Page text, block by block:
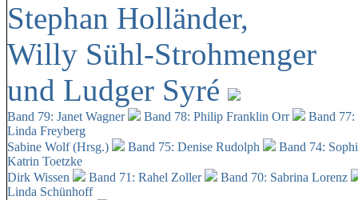
Stephan Holländer,
Willy Sühl-Strohmenger
und Ludger Syré
Band 79: Janet Wagner Band 78: Philip Franklin Orr
Band
Linda Freyberg
Sabine Wolf (Hrsg.)
Band 75: Denise Rudolph
Band 74:
Katrin Toetzke
Dirk Wissen
Band 71: Rahel Zoller
Band 70: Sabrina Lorenz
Linda Schünhoff